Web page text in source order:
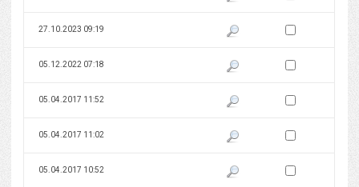
27.10.2023 09:19 Pokaż podgląd wersji z dnia
Zaznacz wersję do
05.12.2022 07:18 Pokaż podgląd wersji z dnia
Zaznacz wersję do
05.04.2017 11:52 Pokaż podgląd wersji z dnia
Zaznacz wersję do
05.04.2017 11:02 Pokaż podgląd wersji z dnia
Zaznacz wersję do
05.04.2017 10:52 Pokaż podgląd wersji z dnia
Zaznacz wersję do